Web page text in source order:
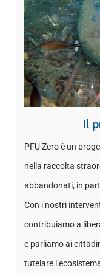
Il
PFU Zero è un
nella raccolta
abbandonati, in
Con i nostri
contribuiamo a
e parliamo ai
tutelare